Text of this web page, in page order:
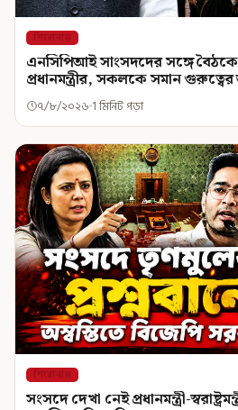
শিরোনাম
এনসিপিআই সাংসদদের সঙ্গে
প্রধানমন্ত্রীর, সকলকে সমান
৭/৮/২০২৬ 1 মিনিট পড়া
শিরোনাম
সংসদে দেখা নেই প্রধানমন্ত্রী-